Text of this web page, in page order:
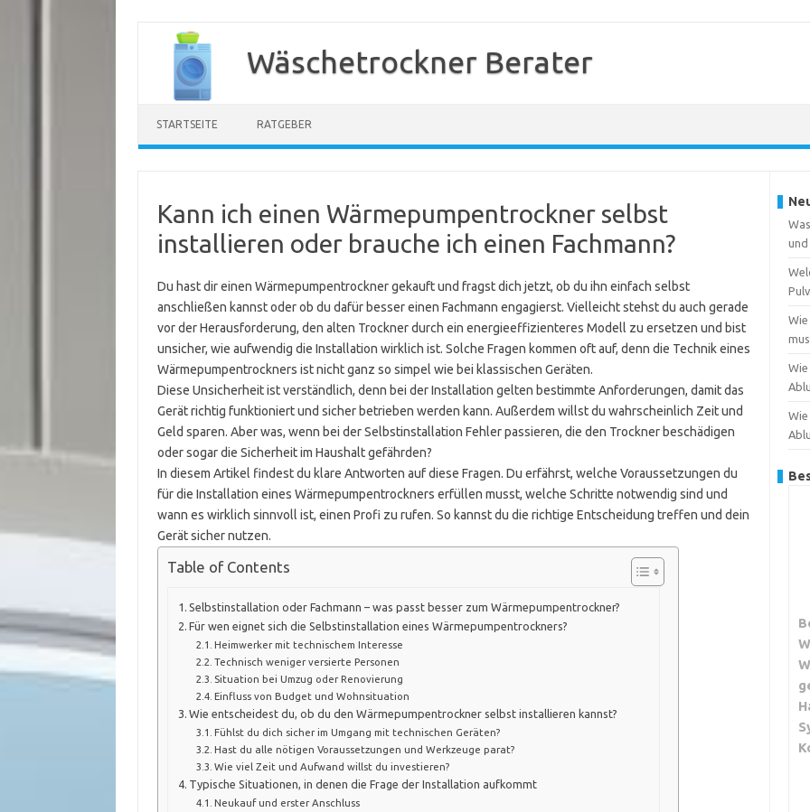
springen
Wäschetrockner Berater
STARTSEITE RATGEBER
Kann ich einen Wärmepumpentrockner selbst
installieren oder brauche ich einen Fachmann?
Du hast dir einen Wärmepumpentrockner gekauft und fragst dich jetzt, ob du ihn einfach selbst
anschließen kannst oder ob du dafür besser einen Fachmann engagierst. Vielleicht stehst du auch gerade
vor der Herausforderung, den alten Trockner durch ein energieeffizienteres Modell zu ersetzen und bist
unsicher, wie aufwendig die Installation wirklich ist. Solche Fragen kommen oft auf, denn die Technik eines
Wärmepumpentrockners ist nicht ganz so simpel wie bei klassischen Geräten.
Diese Unsicherheit ist verständlich, denn bei der Installation gelten bestimmte Anforderungen, damit das
Gerät richtig funktioniert und sicher betrieben werden kann. Außerdem willst du wahrscheinlich Zeit und
Geld sparen. Aber was, wenn bei der Selbstinstallation Fehler passieren, die den Trockner beschädigen
oder sogar die Sicherheit im Haushalt gefährden?
In diesem Artikel findest du klare Antworten auf diese Fragen. Du erfährst, welche Voraussetzungen du
für die Installation eines Wärmepumpentrockners erfüllen musst, welche Schritte notwendig sind und
wann es wirklich sinnvoll ist, einen Profi zu rufen. So kannst du die richtige Entscheidung treffen und dein
Gerät sicher nutzen.
Table of Contents
Selbstinstallation oder Fachmann – was passt besser zum Wärmepumpentrockner?
Für wen eignet sich die Selbstinstallation eines Wärmepumpentrockners?
Heimwerker mit technischem Interesse
Technisch weniger versierte Personen
Situation bei Umzug oder Renovierung
Einfluss von Budget und Wohnsituation
Wie entscheidest du, ob du den Wärmepumpentrockner selbst installieren kannst?
Fühlst du dich sicher im Umgang mit technischen Geräten?
Hast du alle nötigen Voraussetzungen und Werkzeuge parat?
Wie viel Zeit und Aufwand willst du investieren?
Typische Situationen, in denen die Frage der Installation aufkommt
Neukauf und erster Anschluss